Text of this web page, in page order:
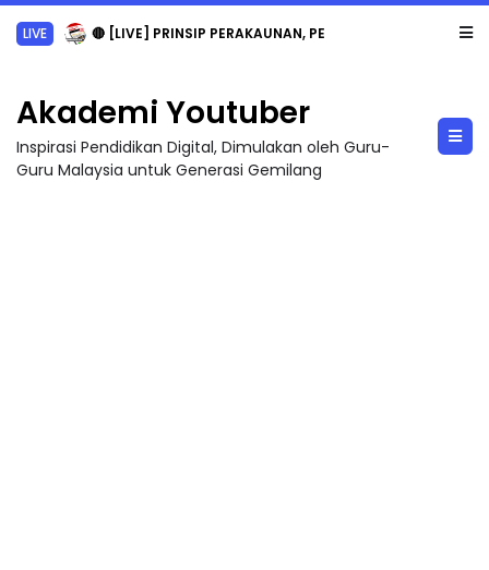
LIVE 🔴 [LIVE] PRINSIP PERAKAUNAN, PECUT SKOR SOALAN 1 TRIAL OLEH CIKGU WAN...
Akademi Youtuber
Inspirasi Pendidikan Digital, Dimulakan oleh Guru-
Guru Malaysia untuk Generasi Gemilang